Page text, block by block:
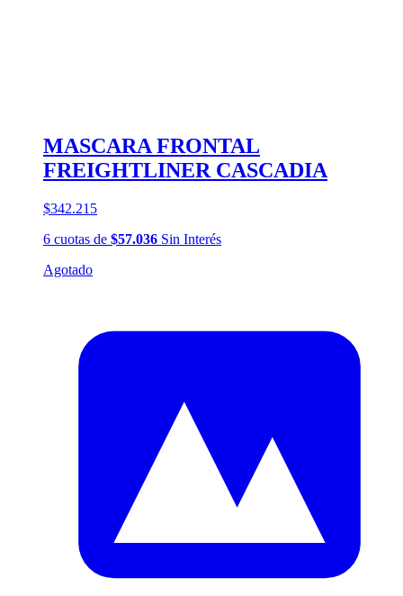
MASCARA FRONTAL
FREIGHTLINER CASCADIA
$342.215
6 cuotas de $57.036 Sin Interés
Agotado